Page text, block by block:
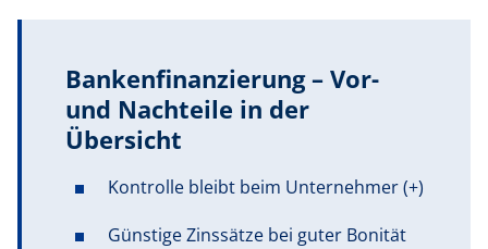
Bankenfinanzierung – Vor-
und Nachteile in der
Übersicht
Kontrolle bleibt beim Unternehmer (+)
Günstige Zinssätze bei guter Bonität